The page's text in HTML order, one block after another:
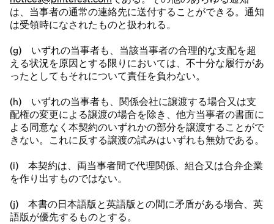
は、当事者の通常の連絡先に送付することができる。通知
は受領時になされたものと扱われる。
(g) いずれの当事者も、当該当事者の合理的な支配を超
える状況を原因とする限りにおいては、不十分な履行があ
ったとしてもそれについて責任を負わない。
(h) いずれの当事者も、関係会社に譲渡する場合又は支
配権の変更による譲渡の場合を除き、他方当事者の書面に
よる同意なく本契約のいずれかの部分を譲渡することがで
きない。これに反する譲渡の試みはいずれも無効である。
(i) 本契約は、両当事者間で代理関係、組合又は合弁企業
を作り出すものではない。
(j) 本書の日本語版と英語版との間に矛盾がある場合、英
語版が優先するものとする。